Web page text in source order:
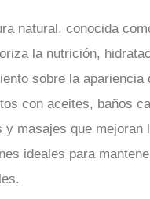
natural, conocida
la nutrición,
sobre la apariencia
con aceites, baños
y masajes que mejoran
ideales para